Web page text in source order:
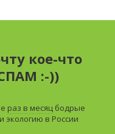
кое-что
:-))
раз в месяц бодрые
экологию в России